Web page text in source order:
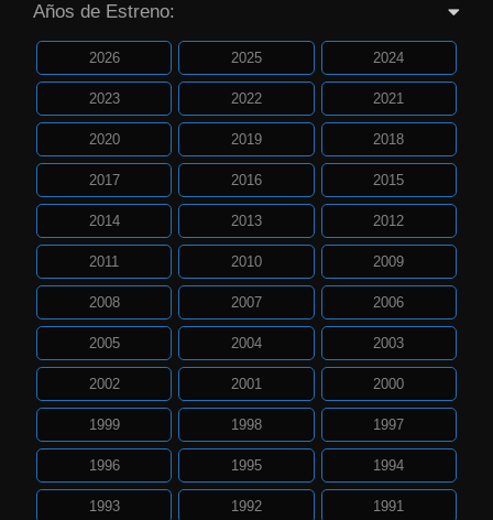
Años de Estreno:
2026 2025 2024
2023 2022 2021
2020 2019 2018
2017 2016 2015
2014 2013 2012
2011 2010 2009
2008 2007 2006
2005 2004 2003
2002 2001 2000
1999 1998 1997
1996 1995 1994
1993 1992 1991